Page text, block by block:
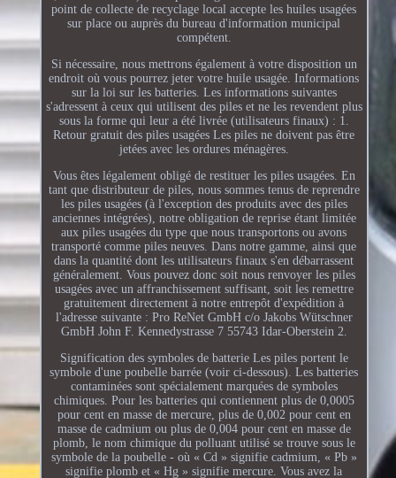
point de collecte de recyclage local accepte les huiles usagées
sur place ou auprès du bureau d'information municipal
compétent.
Si nécessaire, nous mettrons également à votre disposition un
endroit où vous pourrez jeter votre huile usagée. Informations
sur la loi sur les batteries. Les informations suivantes
s'adressent à ceux qui utilisent des piles et ne les revendent plus
sous la forme qui leur a été livrée (utilisateurs finaux) : 1.
Retour gratuit des piles usagées Les piles ne doivent pas être
jetées avec les ordures ménagères.
Vous êtes légalement obligé de restituer les piles usagées. En
tant que distributeur de piles, nous sommes tenus de reprendre
les piles usagées (à l'exception des produits avec des piles
anciennes intégrées), notre obligation de reprise étant limitée
aux piles usagées du type que nous transportons ou avons
transporté comme piles neuves. Dans notre gamme, ainsi que
dans la quantité dont les utilisateurs finaux s'en débarrassent
généralement. Vous pouvez donc soit nous renvoyer les piles
usagées avec un affranchissement suffisant, soit les remettre
gratuitement directement à notre entrepôt d'expédition à
l'adresse suivante : Pro ReNet GmbH c/o Jakobs Wütschner
GmbH John F. Kennedystrasse 7 55743 Idar-Oberstein 2.
Signification des symboles de batterie Les piles portent le
symbole d'une poubelle barrée (voir ci-dessous). Les batteries
contaminées sont spécialement marquées de symboles
chimiques. Pour les batteries qui contiennent plus de 0,0005
pour cent en masse de mercure, plus de 0,002 pour cent en
masse de cadmium ou plus de 0,004 pour cent en masse de
plomb, le nom chimique du polluant utilisé se trouve sous le
symbole de la poubelle - où « Cd » signifie cadmium, « Pb »
signifie plomb et « Hg » signifie mercure. Vous avez la